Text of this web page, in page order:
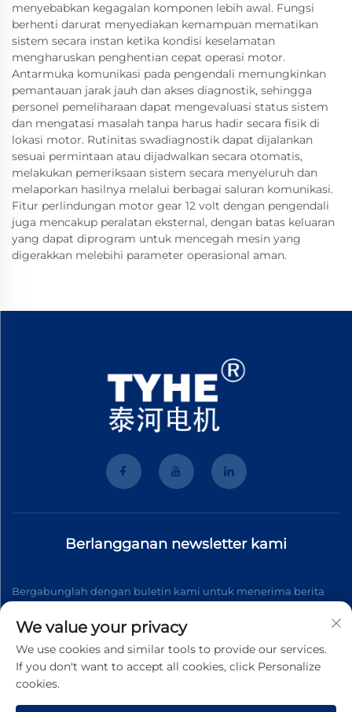
menyebabkan kegagalan komponen lebih awal. Fungsi
berhenti darurat menyediakan kemampuan mematikan
sistem secara instan ketika kondisi keselamatan
mengharuskan penghentian cepat operasi motor.
Antarmuka komunikasi pada pengendali memungkinkan
pemantauan jarak jauh dan akses diagnostik, sehingga
personel pemeliharaan dapat mengevaluasi status sistem
dan mengatasi masalah tanpa harus hadir secara fisik di
lokasi motor. Rutinitas swadiagnostik dapat dijalankan
sesuai permintaan atau dijadwalkan secara otomatis,
melakukan pemeriksaan sistem secara menyeluruh dan
melaporkan hasilnya melalui berbagai saluran komunikasi.
Fitur perlindungan motor gear 12 volt dengan pengendali
juga mencakup peralatan eksternal, dengan batas keluaran
yang dapat diprogram untuk mencegah mesin yang
digerakkan melebihi parameter operasional aman.
Berlangganan newsletter kami
Bergabunglah dengan buletin kami untuk menerima berita
Berlangganan
We value your privacy
We use cookies and similar tools to provide our services.
If you don't want to accept all cookies, click Personalize
cookies.